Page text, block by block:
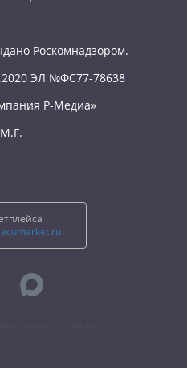
Роскомнадзором.
ЭЛ №ФС77-78638
Р-Медиа»